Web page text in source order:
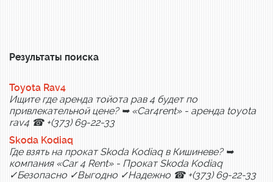
Результаты поиска
Toyota Rav4
Ищите где аренда тойота рав 4 будет по
привлекательной цене? ➥ «Car4rent» - аренда toyota
rav4 ☎ +(373) 69-22-33
Skoda Kodiaq
Где взять на прокат Skoda Kodiaq в Кишиневе? ➥
компания «Car 4 Rent» - Прокат Skoda Kodiaq
✓Безопасно ✓Выгодно ✓Надежно ☎ +(373) 69-22-33